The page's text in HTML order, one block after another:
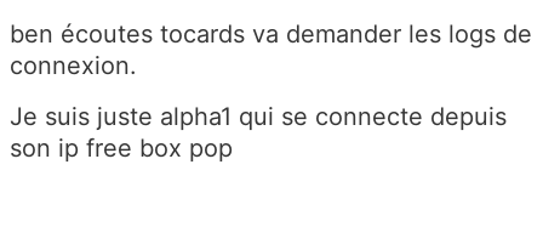
ben écoutes tocards va demander les logs de
connexion.
Je suis juste alpha1 qui se connecte depuis
son ip free box pop